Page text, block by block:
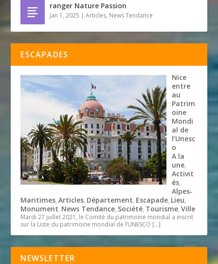
ranger Nature Passion
Jan 1, 2025 |Articles, News Tendance
ESCAPADES
Nice
entre
au
Patrim
oine
Mondi
al de
l’Unesc
o
A la
une,
Activit
és,
Alpes-
Maritimes,Articles, Département, Escapade, Lieu,
Monument, News Tendance, Société, Tourisme,Ville
Mardi 27 juillet 2021, le Comité du patrimoine mondial a inscrit
sur la Liste du patrimoine mondial de l’UNESCO […]
NEWSLETTER